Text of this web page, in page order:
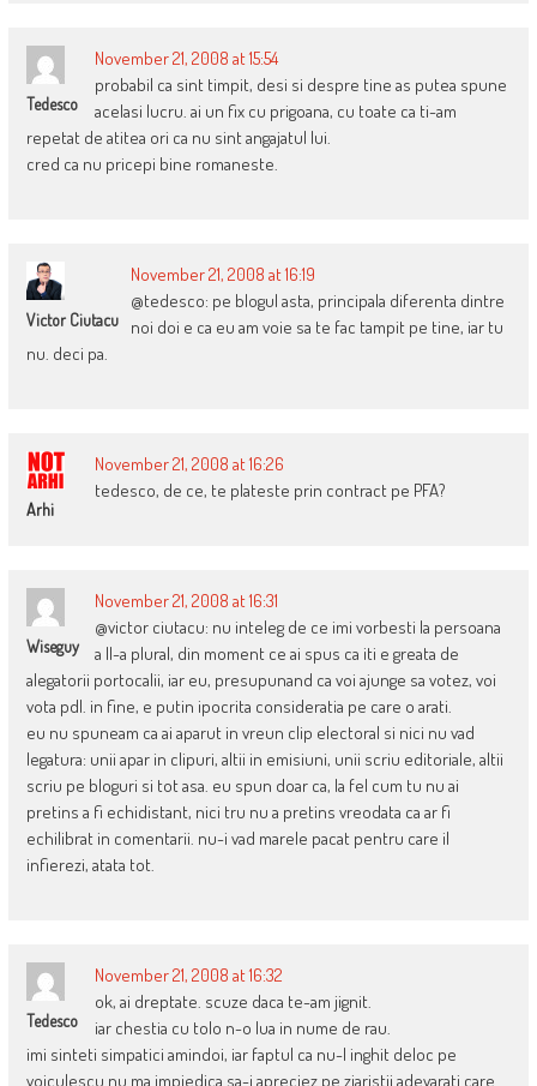
Tedesco
November 21, 2008 at 15:54
probabil ca sint timpit, desi si despre tine as putea spune
acelasi lucru. ai un fix cu prigoana, cu toate ca ti-am
repetat de atitea ori ca nu sint angajatul lui.
cred ca nu pricepi bine romaneste.
Victor Ciutacu
November 21, 2008 at 16:19
@tedesco: pe blogul asta, principala diferenta dintre
noi doi e ca eu am voie sa te fac tampit pe tine, iar tu
nu. deci pa.
Arhi
November 21, 2008 at 16:26
tedesco, de ce, te plateste prin contract pe PFA?
Wiseguy
November 21, 2008 at 16:31
@victor ciutacu: nu inteleg de ce imi vorbesti la persoana
a II-a plural, din moment ce ai spus ca iti e greata de
alegatorii portocalii, iar eu, presupunand ca voi ajunge sa votez, voi
vota pdl. in fine, e putin ipocrita consideratia pe care o arati.
eu nu spuneam ca ai aparut in vreun clip electoral si nici nu vad
legatura: unii apar in clipuri, altii in emisiuni, unii scriu editoriale, altii
scriu pe bloguri si tot asa. eu spun doar ca, la fel cum tu nu ai
pretins a fi echidistant, nici tru nu a pretins vreodata ca ar fi
echilibrat in comentarii. nu-i vad marele pacat pentru care il
infierezi, atata tot.
Tedesco
November 21, 2008 at 16:32
ok, ai dreptate. scuze daca te-am jignit.
iar chestia cu tolo n-o lua in nume de rau.
imi sinteti simpatici amindoi, iar faptul ca nu-l inghit deloc pe
voiculescu nu ma impiedica sa-i apreciez pe ziaristii adevarati care